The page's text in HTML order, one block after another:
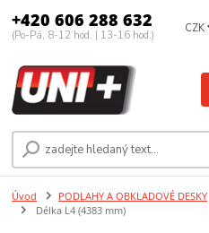
CZK
+420 606 288 632
(Po-Pá, 8-12 hod. | 13-16 hod.)
Úvod PODLAHY A OBKLADOVÉ DESKY
Délka L4 (4383 mm)